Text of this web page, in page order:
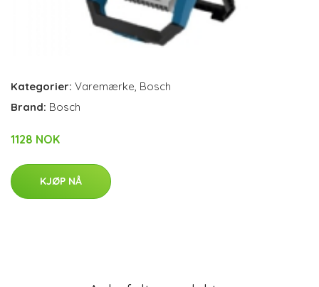
Kategorier: Varemærke Bosch
Brand: Bosch
1128 NOK
KJØP NÅ